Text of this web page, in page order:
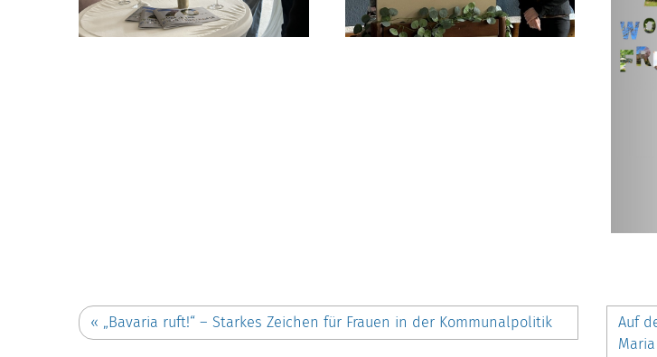
« „Bavaria ruft!“ – Starkes Zeichen für Frauen in der Kommunalpolitik
Auf